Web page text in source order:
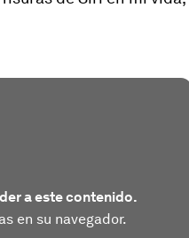
a este contenido.
en su navegador.